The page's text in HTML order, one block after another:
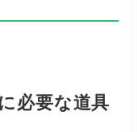
必要な道具